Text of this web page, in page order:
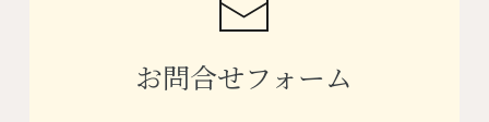
お問合せフォーム